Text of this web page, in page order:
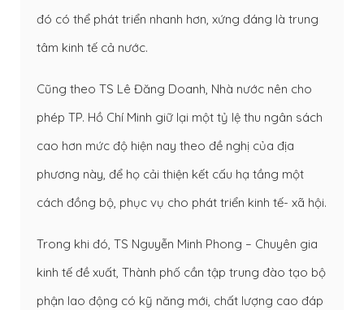
đó có thể phát triển nhanh hơn, xứng đáng là trung
tâm kinh tế cả nước.
Cũng theo TS Lê Đăng Doanh, Nhà nước nên cho
phép TP. Hồ Chí Minh giữ lại một tỷ lệ thu ngân sách
cao hơn mức độ hiện nay theo đề nghị của địa
phương này, để họ cải thiện kết cấu hạ tầng một
cách đồng bộ, phục vụ cho phát triển kinh tế- xã hội.
Trong khi đó, TS Nguyễn Minh Phong – Chuyên gia
kinh tế đề xuất, Thành phố cần tập trung đào tạo bộ
phận lao động có kỹ năng mới, chất lượng cao đáp